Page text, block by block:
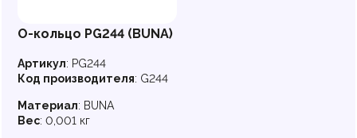
О-кольцо PG244 (BUNA)
Артикул: PG244
Код производителя: G244
Материал: BUNA
Вес: 0,001 кг